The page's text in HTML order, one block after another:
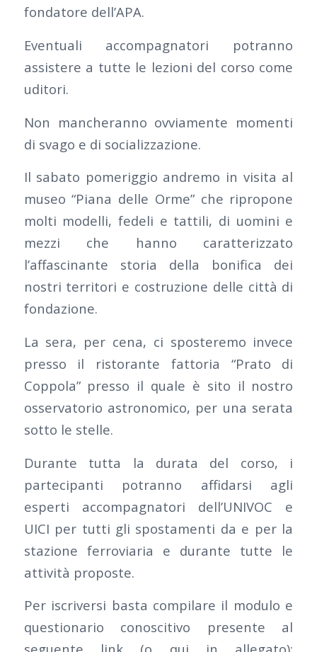
fondatore dell’APA.
Eventuali accompagnatori potranno
assistere a tutte le lezioni del corso come
uditori.
Non mancheranno ovviamente momenti
di svago e di socializzazione.
Il sabato pomeriggio andremo in visita al
museo “Piana delle Orme” che ripropone
molti modelli, fedeli e tattili, di uomini e
mezzi che hanno caratterizzato
l’affascinante storia della bonifica dei
nostri territori e costruzione delle città di
fondazione.
La sera, per cena, ci sposteremo invece
presso il ristorante fattoria “Prato di
Coppola” presso il quale è sito il nostro
osservatorio astronomico, per una serata
sotto le stelle.
Durante tutta la durata del corso, i
partecipanti potranno affidarsi agli
esperti accompagnatori dell’UNIVOC e
UICI per tutti gli spostamenti da e per la
stazione ferroviaria e durante tutte le
attività proposte.
Per iscriversi basta compilare il modulo e
questionario conoscitivo presente al